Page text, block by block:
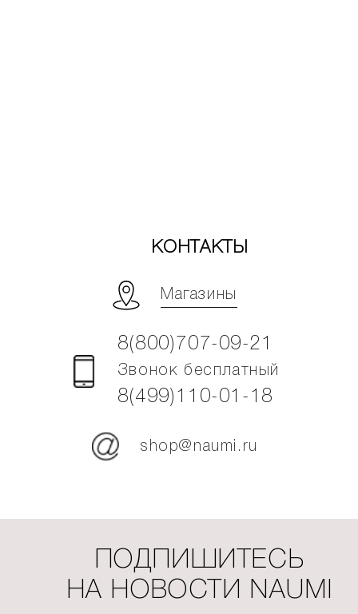
КОНТАКТЫ
Магазины
8(800)707-09-21
Звонок бесплатный
8(499)110-01-18
shop@naumi.ru
ПОДПИШИТЕСЬ
НА НОВОСТИ NAUMI